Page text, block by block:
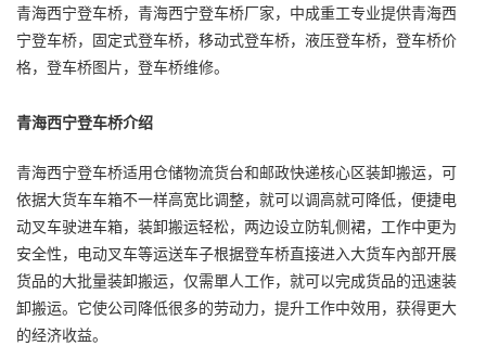
青海西宁登车桥，青海西宁登车桥厂家，中成重工专业提供青海西
宁登车桥，固定式登车桥，移动式登车桥，液压登车桥，登车桥价
格，登车桥图片，登车桥维修。
青海西宁登车桥介绍
青海西宁登车桥适用仓储物流货台和邮政快递核心区装卸搬运，可
依据大货车车箱不一样高宽比调整，就可以调高就可降低，便捷电
动叉车驶进车箱，装卸搬运轻松，两边设立防轧侧裙，工作中更为
安全性，电动叉车等运送车子根据登车桥直接进入大货车內部开展
货品的大批量装卸搬运，仅需單人工作，就可以完成货品的迅速装
卸搬运。它使公司降低很多的劳动力，提升工作中效用，获得更大
的经济收益。